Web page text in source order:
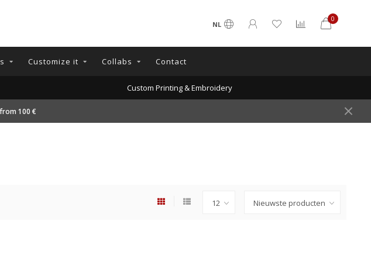
NL
0
Customize it Collabs Contact
Custom Printing & Embroidery
from 100 €